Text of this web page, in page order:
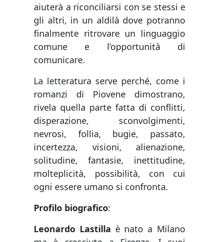
aiuterà a riconciliarsi con se stessi e
gli altri, in un aldilà dove potranno
finalmente ritrovare un linguaggio
comune e l’opportunità di
comunicare.
La letteratura serve perché, come i
romanzi di Piovene dimostrano,
rivela quella parte fatta di conflitti,
disperazione, sconvolgimenti,
nevrosi, follia, bugie, passato,
incertezza, visioni, alienazione,
solitudine, fantasie, inettitudine,
molteplicità, possibilità, con cui
ogni essere umano si confronta.
Profilo biografico:
Leonardo Lastilla è nato a Milano